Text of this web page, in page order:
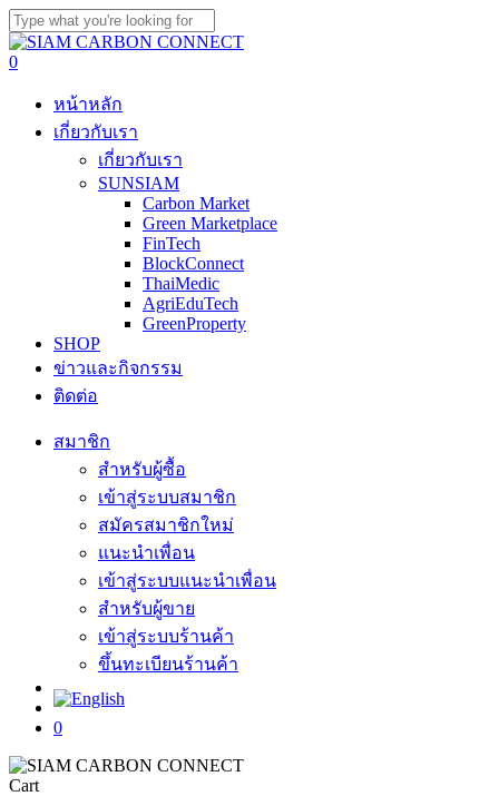
Skip
to
main
Close
Search
search
0
หน้าหลัก
เกี่ยวกับเรา
เกี่ยวกับเรา
SUNSIAM
Carbon Market
Green Marketplace
FinTech
BlockConnect
ThaiMedic
AgriEduTech
GreenProperty
SHOP
ข่าวและกิจกรรม
ติดต่อ
สมาชิก
สำหรับผู้ซื้อ
เข้าสู่ระบบสมาชิก
สมัครสมาชิกใหม่
แนะนำเพื่อน
เข้าสู่ระบบแนะนำเพื่อน
สำหรับผู้ขาย
เข้าสู่ระบบร้านค้า
ขึ้นทะเบียนร้านค้า
search
0
CartClose